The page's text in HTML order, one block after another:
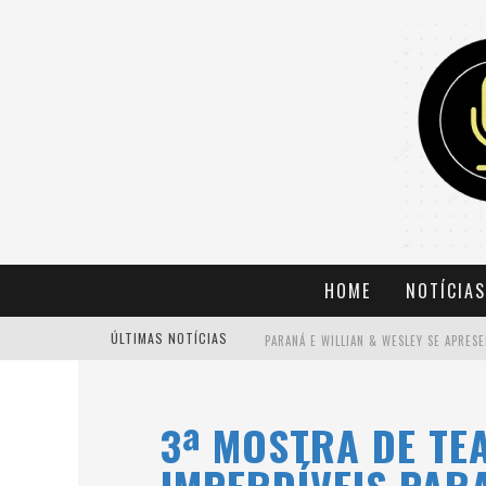
HOME NOTÍCIAS
ÚLTIMAS NOTÍCIAS
BANDA MOLE DE BH ANUNCIA KAYETE
3ª MOSTRA DE